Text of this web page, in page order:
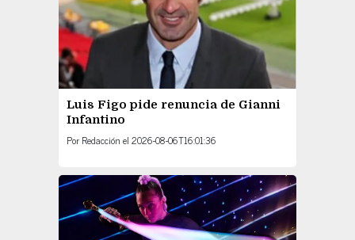
Luis Figo pide renuncia de Gianni
Infantino
Por Redacción el 2026-08-06T16:01:36